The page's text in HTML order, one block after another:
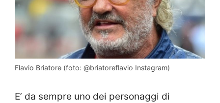
Flavio Briatore (foto: @briatoreflavio Instagram)
E’ da sempre uno dei personaggi di